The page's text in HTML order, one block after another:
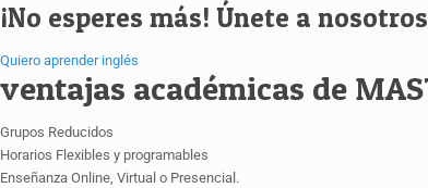
¡No esperes más! Únete a
Quiero aprender inglés
ventajas académicas de
Grupos Reducidos
Horarios Flexibles y programables
Enseñanza Online, Virtual o Presencial.